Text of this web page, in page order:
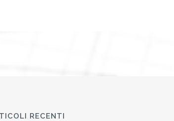
RECENTI